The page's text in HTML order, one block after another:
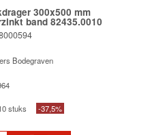
300x500 mm
band 82435.0010
Bodegraven
stuks -37,5%